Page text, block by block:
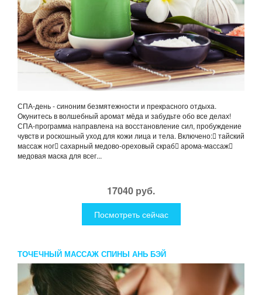
СПА-день - синоним безмятежности и прекрасного отдыха.
Окунитесь в волшебный аромат мёда и забудьте обо все делах!
СПА-программа направлена на восстановление сил, пробуждение
чувств и роскошный уход для кожи лица и тела. Включено: тайский
массаж ног сахарный медово-ореховый скраб арома-массаж
медовая маска для всег...
17040 руб.
Посмотреть сейчас
ТОЧЕЧНЫЙ МАССАЖ СПИНЫ АНЬ БЭЙ